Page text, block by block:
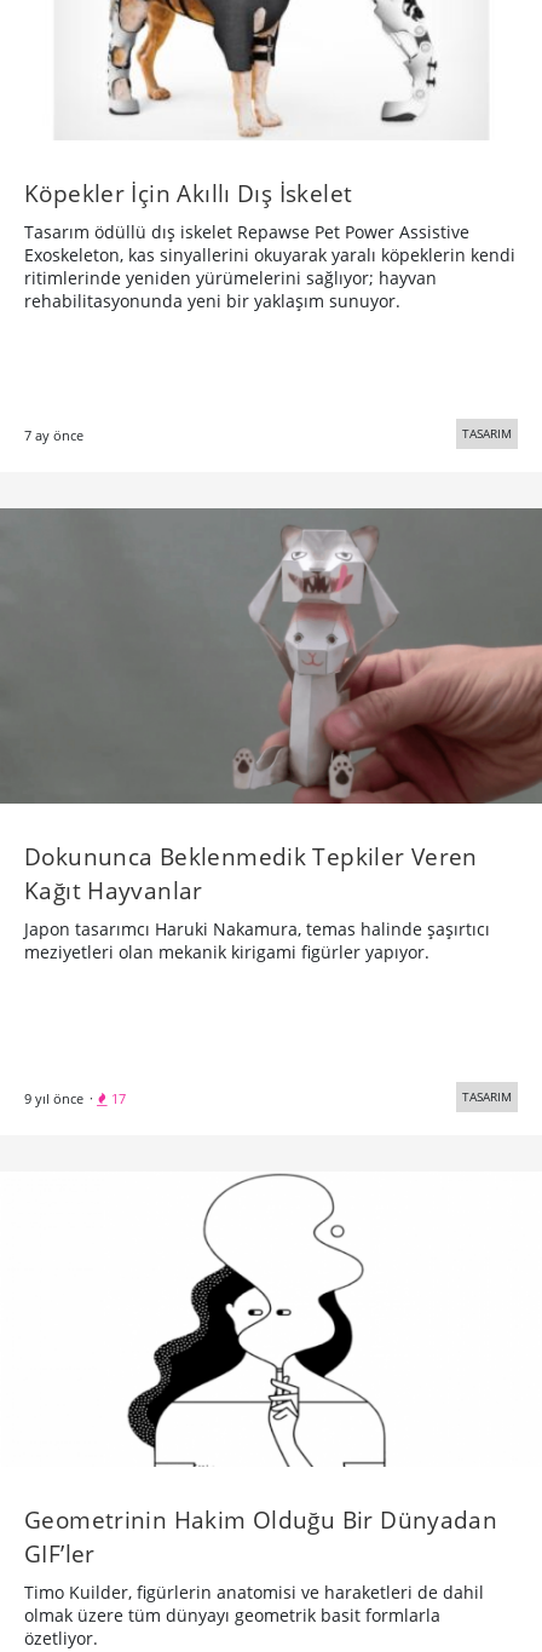
Köpekler İçin Akıllı Dış İskelet
Tasarım ödüllü dış iskelet Repawse Pet Power Assistive
Exoskeleton, kas sinyallerini okuyarak yaralı köpeklerin kendi
ritimlerinde yeniden yürümelerini sağlıyor; hayvan
rehabilitasyonunda yeni bir yaklaşım sunuyor.
7 ay önce TASARIM
Dokununca Beklenmedik Tepkiler Veren
Kağıt Hayvanlar
Japon tasarımcı Haruki Nakamura, temas halinde şaşırtıcı
meziyetleri olan mekanik kirigami figürler yapıyor.
9 yıl önce · 17 TASARIM
Geometrinin Hakim Olduğu Bir Dünyadan
GIF’ler
Timo Kuilder, figürlerin anatomisi ve haraketleri de dahil
olmak üzere tüm dünyayı geometrik basit formlarla
özetliyor.